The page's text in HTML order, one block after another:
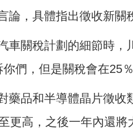
論，具體指出徵收新關
車關稅計劃的細節時，
你們，但是關稅會在25％
藥品和半導體晶片徵收
更高，之後一年內還